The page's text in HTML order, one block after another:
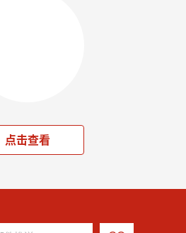
点击查看